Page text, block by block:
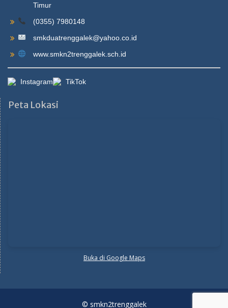
Timur
(0355) 7980148
smkduatrenggalek@yahoo.co.id
www.smkn2trenggalek.sch.id
Instagram TikTok
Peta Lokasi
Buka di Google Maps
© smkn2trenggalek